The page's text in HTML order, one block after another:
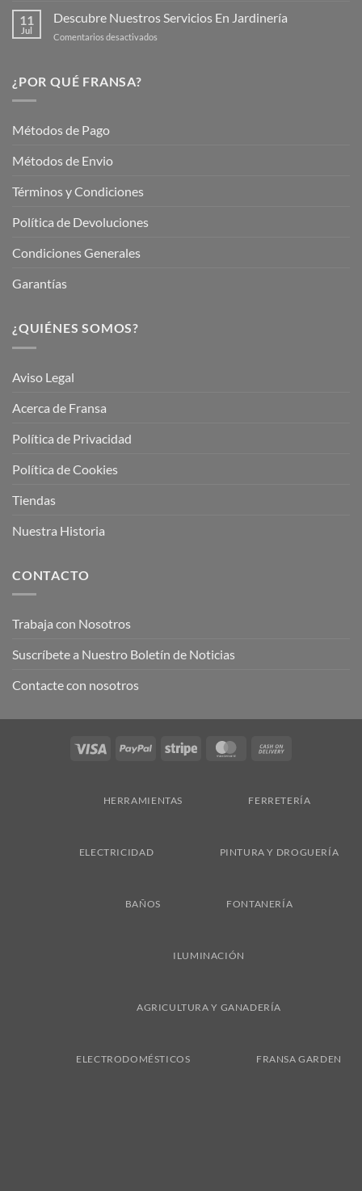
Plantas
tu
Jardín
11
Jul
Descubre Nuestros Servicios En Jardinería
Comentarios desactivados
¿POR QUÉ FRANSA?
Métodos de Pago
Métodos de Envio
Términos y Condiciones
Política de Devoluciones
Condiciones Generales
Garantías
¿QUIÉNES SOMOS?
Aviso Legal
Acerca de Fransa
Política de Privacidad
Política de Cookies
Tiendas
Nuestra Historia
CONTACTO
Trabaja con Nosotros
Suscríbete a Nuestro Boletín de Noticias
Contacte con nosotros
Visa PayPal Stripe MasterCard
HERRAMIENTAS FERRETERÍA
ELECTRICIDAD PINTURA Y DROGUERÍA
BAÑOS FONTANERÍA
ILUMINACIÓN
AGRICULTURA Y GANADERÍA
ELECTRODOMÉSTICOS FRANSA GARDEN